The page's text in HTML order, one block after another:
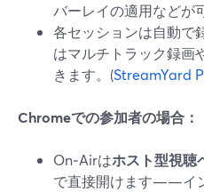
バーレイの適用などが
各セッションは自動で
はマルチトラック録画
きます。(StreamYard
Chromeでの参加者の場合：
On‑Airはホスト型視聴
で直接開けます——イ